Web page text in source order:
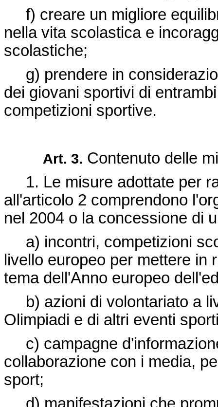
f) creare un migliore
nella vita scolastica e
scolastiche;
g) prendere in
dei giovani sportivi di
competizioni sportive.
Art. 3. Contenuto delle
1. Le misure adottate per
all'articolo 2 comprendono
nel 2004 o la concessione di
a) incontri, competizioni
livello europeo per mettere
tema dell'Anno europeo
b) azioni di volontariato a
Olimpiadi e di altri eventi
c) campagne
collaborazione con i media,
sport;